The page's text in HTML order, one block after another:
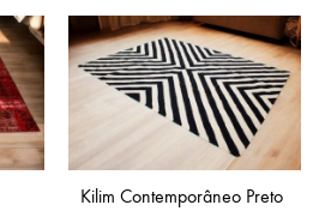
Kilim Contemporâneo Preto